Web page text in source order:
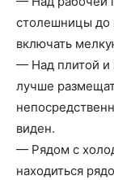
столешницы до
включать
— Над плитой и
лучше
виден.
— Рядом с
находиться